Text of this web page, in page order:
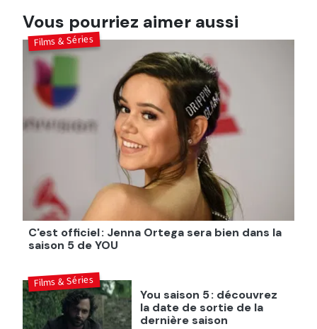
Vous pourriez aimer aussi
C'est officiel : Jenna Ortega sera bien dans la
saison 5 de YOU
Films & Séries
You saison 5 : découvrez
la date de sortie de la
dernière saison
Films & Séries